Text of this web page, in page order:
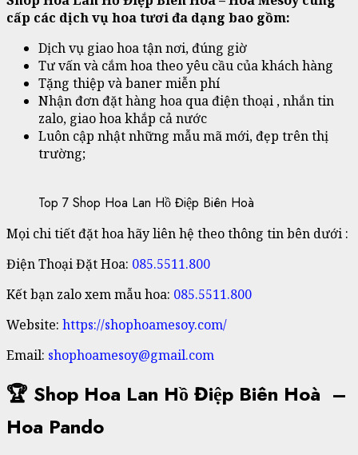
cấp các dịch vụ hoa tươi đa dạng bao gồm:
Dịch vụ giao hoa tận nơi, đúng giờ
Tư vấn và cắm hoa theo yêu cầu của khách hàng
Tặng thiệp và baner miễn phí
Nhận đơn đặt hàng hoa qua điện thoại , nhắn tin
zalo, giao hoa khắp cả nước
Luôn cập nhật những mẫu mã mới, đẹp trên thị
trường;
Top 7 Shop Hoa Lan Hồ Điệp Biên Hoà
Mọi chi tiết đặt hoa hãy liên hệ theo thông tin bên dưới :
Điện Thoại Đặt Hoa: 085.5511.800
Kết bạn zalo xem mẫu hoa: 085.5511.800
Website: https://shophoamesoy.com/
Email: shophoamesoy@gmail.com
🏆 Shop Hoa Lan Hồ Điệp Biên Hoà –
Hoa Pando